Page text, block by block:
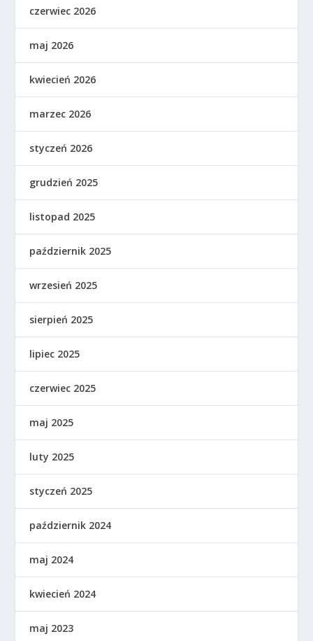
czerwiec 2026
maj 2026
kwiecień 2026
marzec 2026
styczeń 2026
grudzień 2025
listopad 2025
październik 2025
wrzesień 2025
sierpień 2025
lipiec 2025
czerwiec 2025
maj 2025
luty 2025
styczeń 2025
październik 2024
maj 2024
kwiecień 2024
maj 2023